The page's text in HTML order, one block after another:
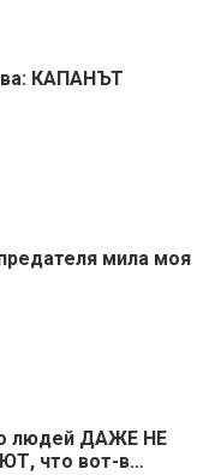
КАПАНЪТ
мила моя
людей ДАЖЕ НЕ
что вот-в…